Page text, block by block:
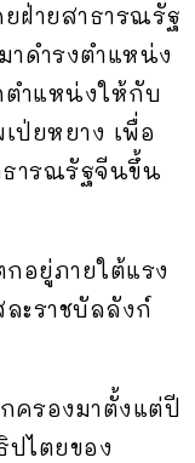
ฝ่ายสาธารณรัฐ
ดำรงตำแหน่ง
ำแหน่งให้กับ
ป่ยหยาง เพื่อ
ารณรัฐจีนขึ้น
อยู่ภายใต้แรง
ะราชบัลลังก์
ครองมาตั้งแต่ปี
ปไตยของ